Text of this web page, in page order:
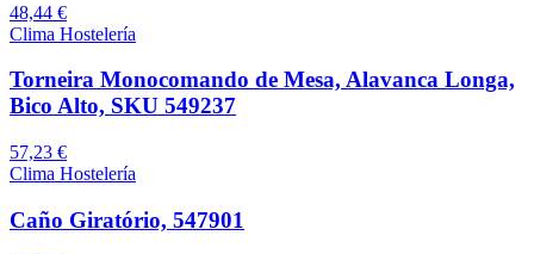
48,44 €
Clima Hostelería
Torneira Monocomando de Mesa, Alavanca Longa,
Bico Alto, SKU 549237
57,23 €
Clima Hostelería
Caño Giratório, 547901